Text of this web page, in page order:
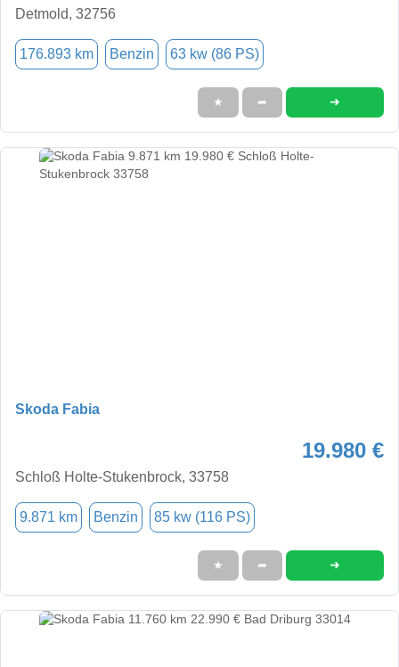
Detmold, 32756
176.893 km Benzin 63 kw (86 PS)
★ ➦ ➜
Skoda Fabia
19.980 €
Schloß Holte-Stukenbrock, 33758
9.871 km Benzin 85 kw (116 PS)
★ ➦ ➜